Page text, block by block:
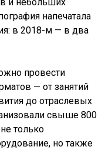
напечатала
в 2018-м — в два
провести
— от занятий
до отраслевых
свыше 800
только
но также